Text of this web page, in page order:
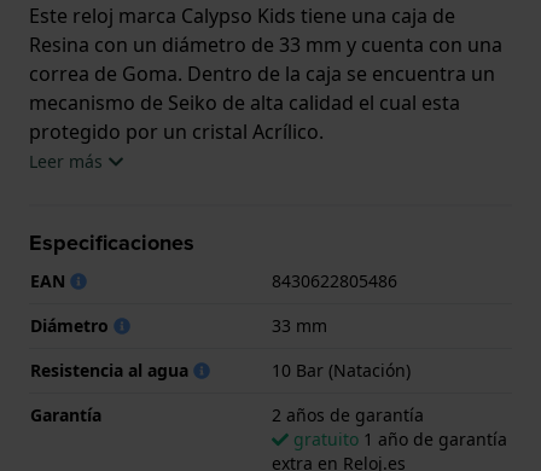
Este reloj marca Calypso Kids tiene una caja de
Resina con un diámetro de 33 mm y cuenta con una
correa de Goma. Dentro de la caja se encuentra un
mecanismo de Seiko de alta calidad el cual esta
protegido por un cristal Acrílico.
viene con 2 años de garantía.
Leer más
Especificaciones
EAN
8430622805486
Diámetro
33 mm
Resistencia al agua
10 Bar (Natación)
Garantía
2 años de garantía
gratuito 1 año de garantía
extra en Reloj.es